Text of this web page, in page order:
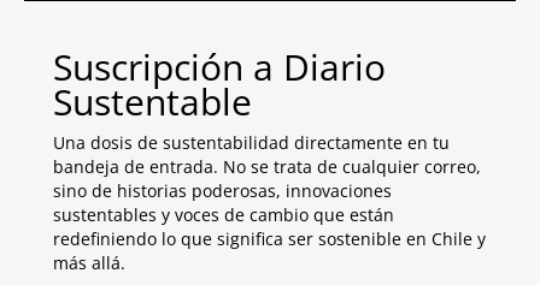
Suscripción a Diario
Sustentable
Una dosis de sustentabilidad directamente en tu
bandeja de entrada. No se trata de cualquier correo,
sino de historias poderosas, innovaciones
sustentables y voces de cambio que están
redefiniendo lo que significa ser sostenible en Chile y
más allá.